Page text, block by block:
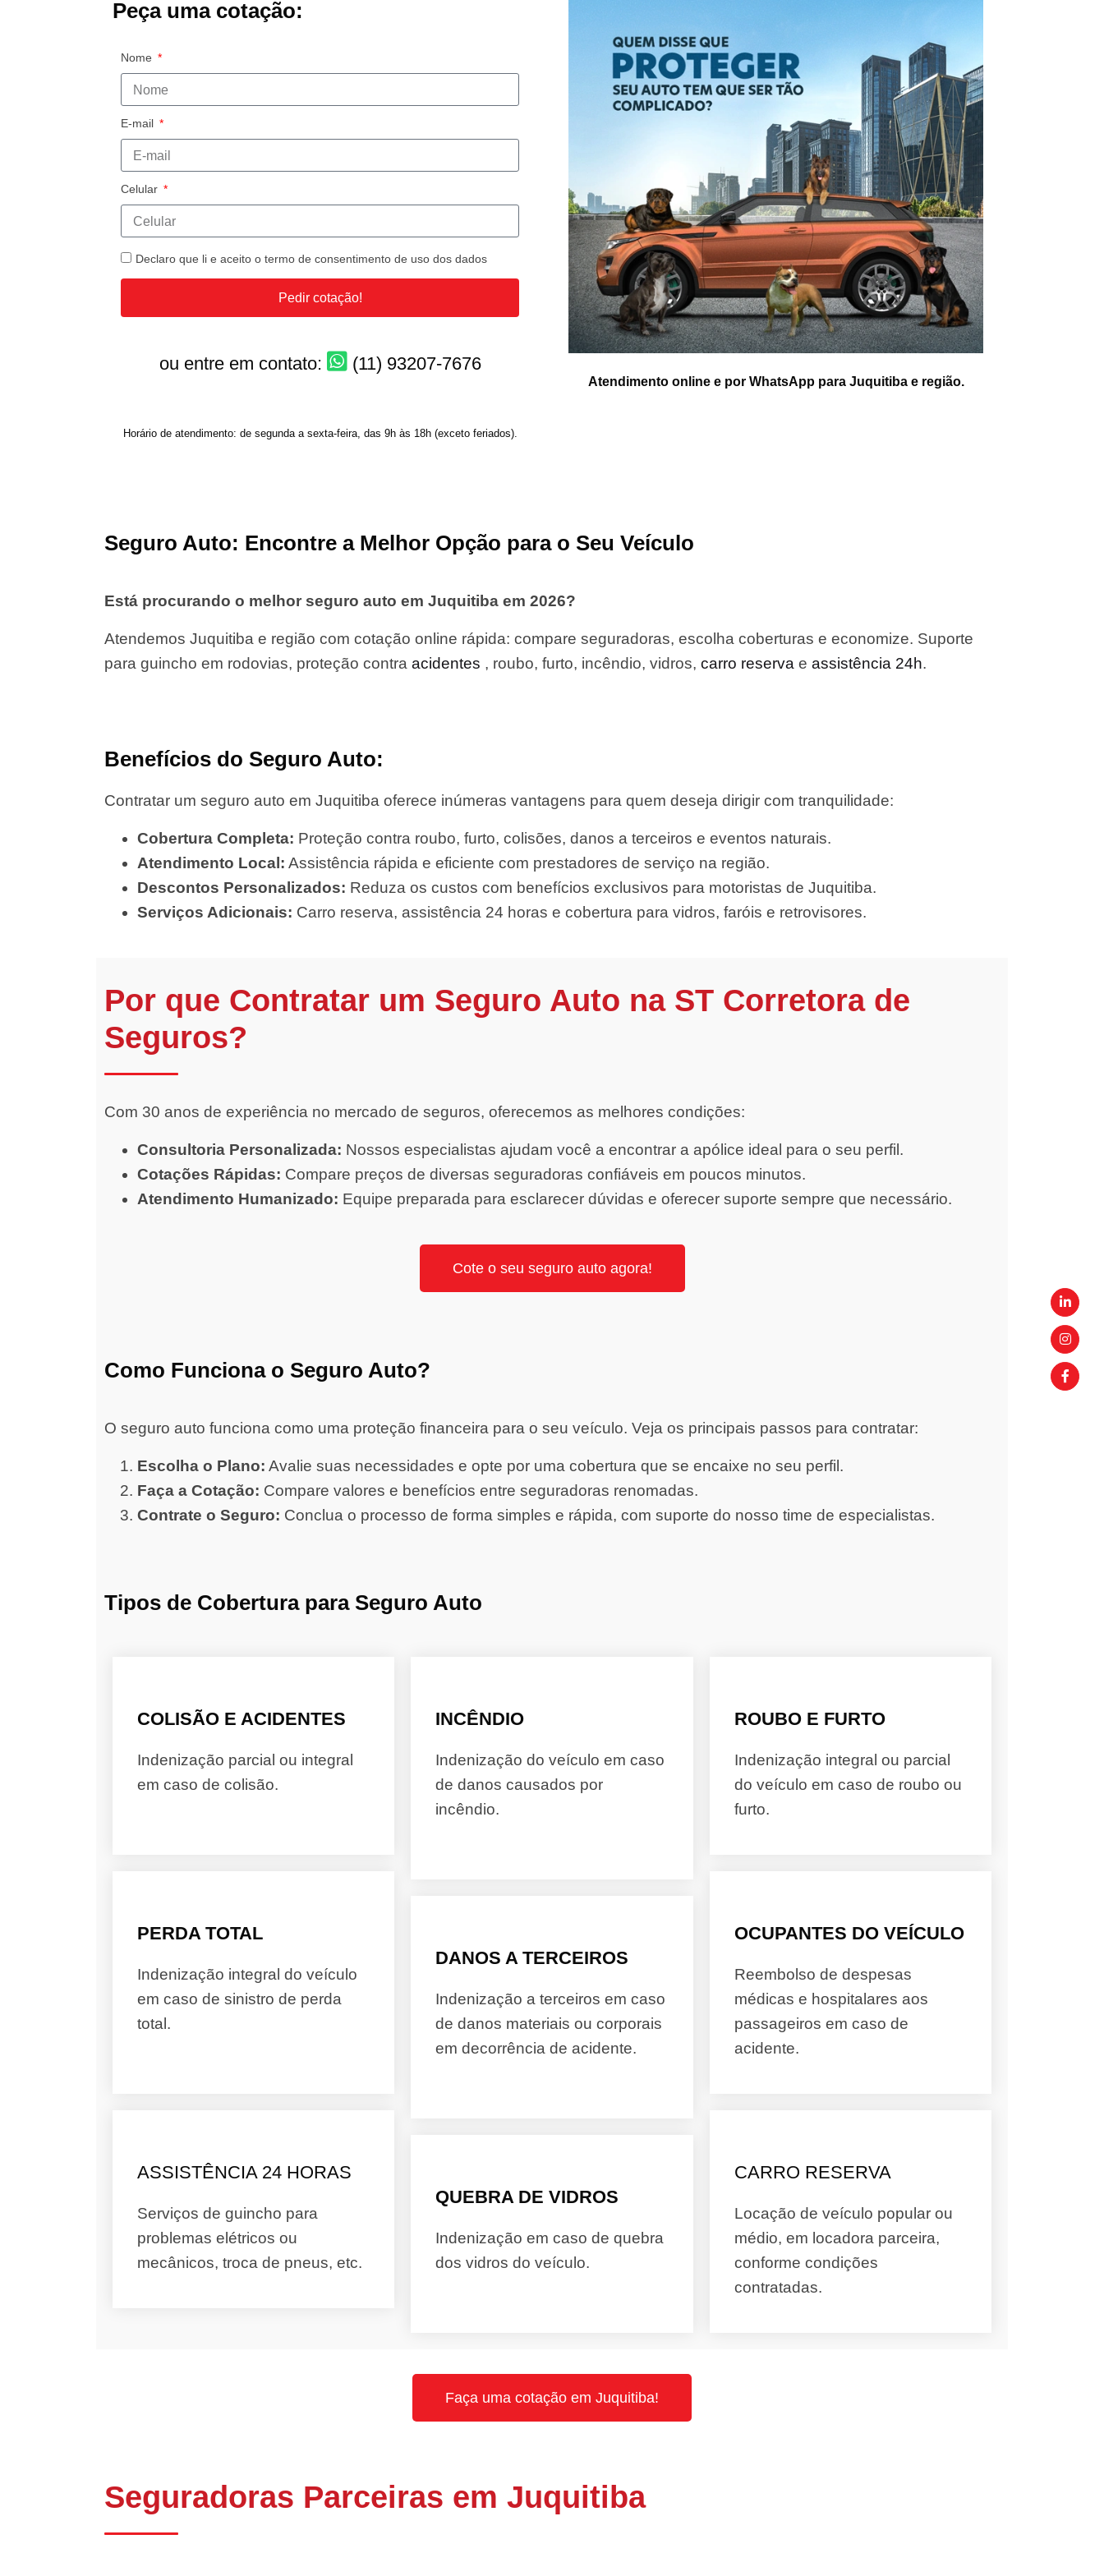
Peça uma cotação:
Nome
E-mail
Celular
Declaro que li e aceito o termo de consentimento de uso dos dados
Pedir cotação!
ou entre em contato: (11) 93207-7676
Horário de atendimento: de segunda a sexta-feira, das 9h às 18h (exceto feriados).
Atendimento online e por WhatsApp para Juquitiba e região.
Seguro Auto: Encontre a Melhor Opção para o Seu Veículo
Está procurando o melhor seguro auto em Juquitiba em 2026?
Atendemos Juquitiba e região com cotação online rápida: compare seguradoras, escolha coberturas e economize. Suporte
para guincho em rodovias, proteção contra acidentes , roubo, furto, incêndio, vidros, carro reserva e assistência 24h.
Benefícios do Seguro Auto:
Contratar um seguro auto em Juquitiba oferece inúmeras vantagens para quem deseja dirigir com tranquilidade:
Cobertura Completa: Proteção contra roubo, furto, colisões, danos a terceiros e eventos naturais.
Atendimento Local: Assistência rápida e eficiente com prestadores de serviço na região.
Descontos Personalizados: Reduza os custos com benefícios exclusivos para motoristas de Juquitiba.
Serviços Adicionais: Carro reserva, assistência 24 horas e cobertura para vidros, faróis e retrovisores.
Por que Contratar um Seguro Auto na ST Corretora de
Seguros?
Com 30 anos de experiência no mercado de seguros, oferecemos as melhores condições:
Consultoria Personalizada: Nossos especialistas ajudam você a encontrar a apólice ideal para o seu perfil.
Cotações Rápidas: Compare preços de diversas seguradoras confiáveis em poucos minutos.
Atendimento Humanizado: Equipe preparada para esclarecer dúvidas e oferecer suporte sempre que necessário.
Cote o seu seguro auto agora!
Como Funciona o Seguro Auto?
O seguro auto funciona como uma proteção financeira para o seu veículo. Veja os principais passos para contratar:
Escolha o Plano: Avalie suas necessidades e opte por uma cobertura que se encaixe no seu perfil.
Faça a Cotação: Compare valores e benefícios entre seguradoras renomadas.
Contrate o Seguro: Conclua o processo de forma simples e rápida, com suporte do nosso time de especialistas.
Tipos de Cobertura para Seguro Auto
COLISÃO E ACIDENTES
Indenização parcial ou integral
em caso de colisão.
PERDA TOTAL
Indenização integral do veículo
em caso de sinistro de perda
total.
ASSISTÊNCIA 24 HORAS
Serviços de guincho para
problemas elétricos ou
mecânicos, troca de pneus, etc.
INCÊNDIO
Indenização do veículo em caso
de danos causados por
incêndio.
DANOS A TERCEIROS
Indenização a terceiros em caso
de danos materiais ou corporais
em decorrência de acidente.
QUEBRA DE VIDROS
Indenização em caso de quebra
dos vidros do veículo.
ROUBO E FURTO
Indenização integral ou parcial
do veículo em caso de roubo ou
furto.
OCUPANTES DO VEÍCULO
Reembolso de despesas
médicas e hospitalares aos
passageiros em caso de
acidente.
CARRO RESERVA
Locação de veículo popular ou
médio, em locadora parceira,
conforme condições
contratadas.
Faça uma cotação em Juquitiba!
Seguradoras Parceiras em Juquitiba